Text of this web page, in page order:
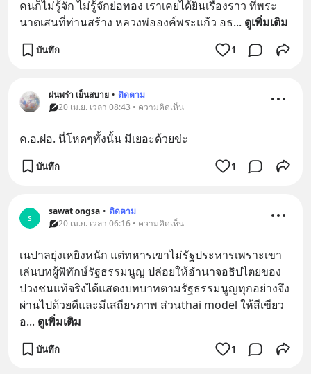
คนก็ไม่รู้จัก ไม่รู้จักย่อทอง เราเคยได้ยินเรื่องราว ที่พระ
นาตเสนที่ท่านสร้าง หลวงพ่อองค์พระแก้ว อธ... ดูเพิ่มเติม
บันทึก 1
ฝนพรำ เย็นสบาย • ติดตาม
20 เม.ย. เวลา 08:43 • ความคิดเห็น
ค.อ.ฝอ. นี่โหดๆทั้งนั้น มีเยอะด้วยข่ะ
บันทึก 1
s
sawat ongsa • ติดตาม
20 เม.ย. เวลา 06:16 • ความคิดเห็น
เนปาลยุ่งเหยิงหนัก แต่ทหารเขาไม่รัฐประหารเพราะเขา
เล่นบทผู้พิทักษ์รัฐธรรมนูญ ปล่อยให้อำนาจอธิปไตยของ
ปวงชนแท้จริงได้แสดงบทบาทตามรัฐธรรมนูญทุกอย่างจึง
ผ่านไปด้วยดีและมีเสถียรภาพ ส่วนthai model ให้สีเขียว
อ... ดูเพิ่มเติม
บันทึก 1